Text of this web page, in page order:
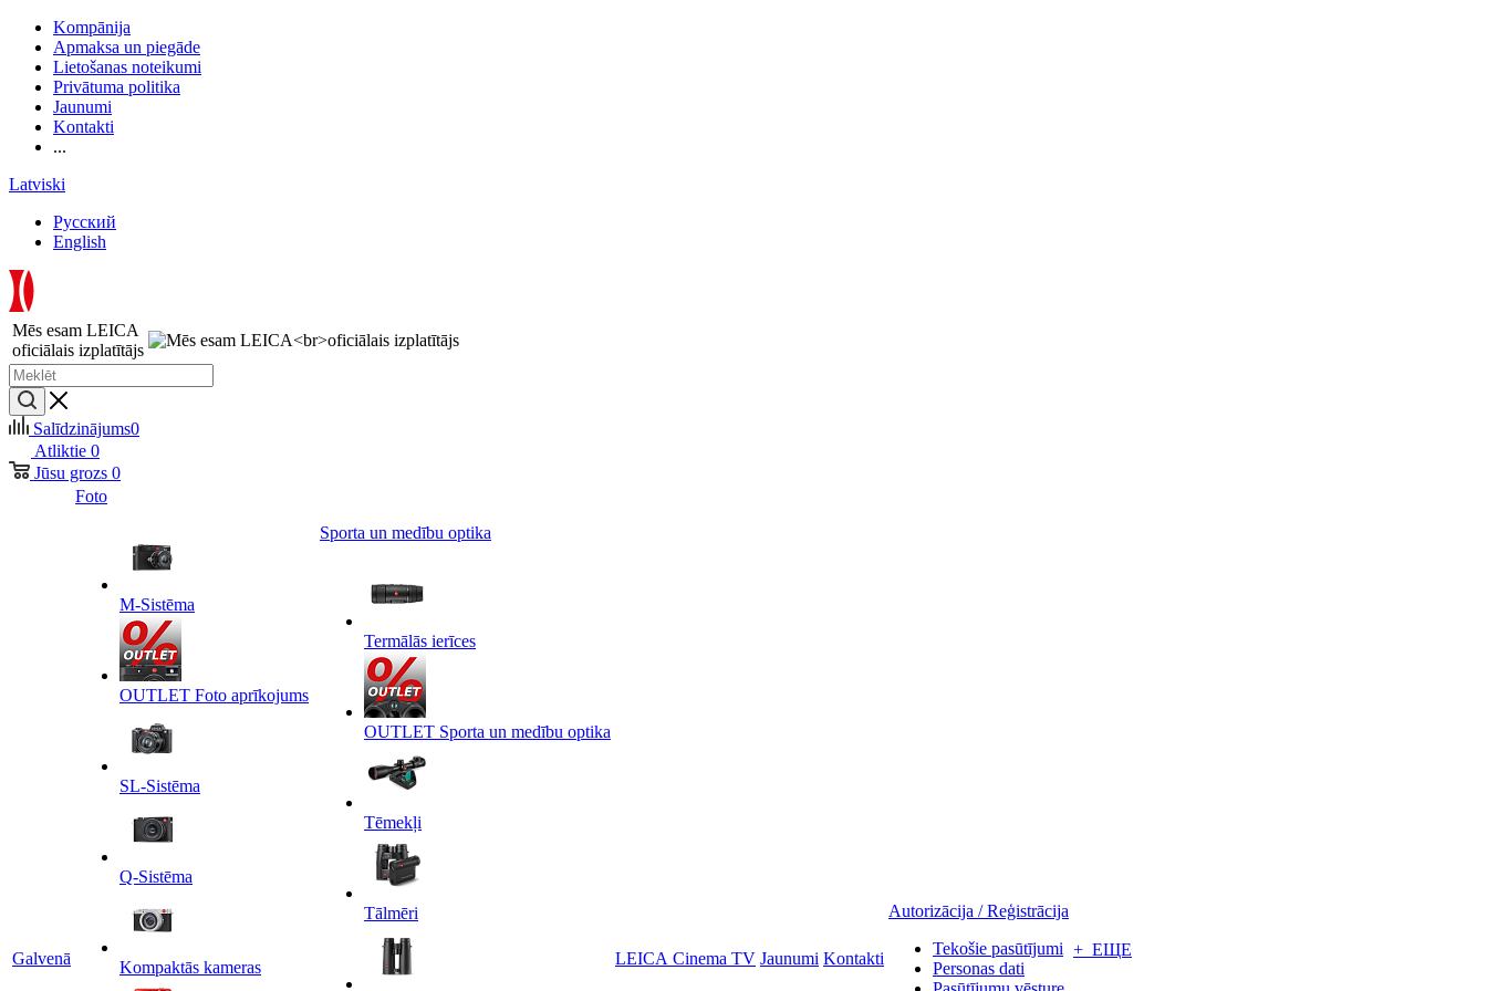
Kompānija
Apmaksa un piegāde
Lietošanas noteikumi
Privātuma politika
Jaunumi
Kontakti
...
Latviski
Русский
English
Mēs esam LEICA
oficiālais izplatītājs
Salīdzinājums0
Atliktie 0
Jūsu grozs 0
Galvenā
Foto
M-Sistēma
OUTLET Foto aprīkojums
SL-Sistēma
Q-Sistēma
Kompaktās kameras
Sporta un medību optika
Termālās ierīces
OUTLET Sporta un medību optika
Tēmekļi
Tālmēri
LEICA Cinema TV Jaunumi Kontakti
Autorizācija / Reģistrācija
Tekošie pasūtījumi
Personas dati
+ ЕЩЕ